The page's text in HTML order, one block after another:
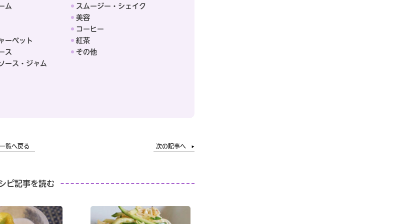
ム
ーベット
ス
ース・ジャム
スムージー・シェイク
美容
コーヒー
紅茶
その他
一覧へ戻る 次の記事へ
ピ記事を読む